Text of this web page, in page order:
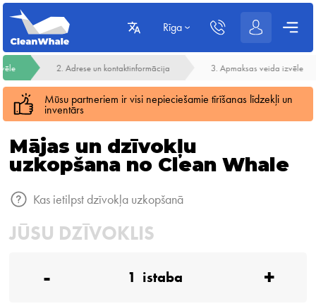
Rīga
2. Adrese un kontaktinformācija 3. Apmaksas veida izvēle
Mūsu partneriem ir visi nepieciešamie tīrīšanas līdzekļi un
inventārs
Mājas un dzīvokļu
uzkopšana no Clean Whale
Kas ietilpst dzīvokļa uzkopšanā
JŪSU DZĪVOKLIS
- 1 istaba +